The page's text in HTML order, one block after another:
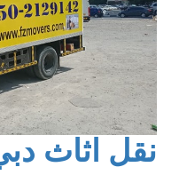
نقل اثاث دبي